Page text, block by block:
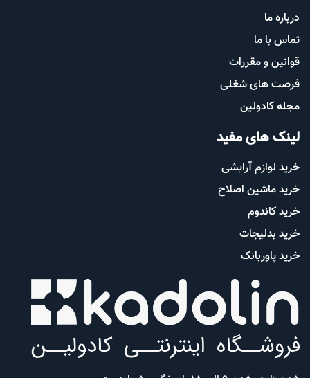
درباره ما
تماس با ما
قوانین و مقررات
فرصت های شغلی
مجله کادولین
لینک های مفید
خرید لوازم آرایشی
خرید ماشین اصلاح
خرید کاندوم
خرید بدلیجات
خرید پاوربانک